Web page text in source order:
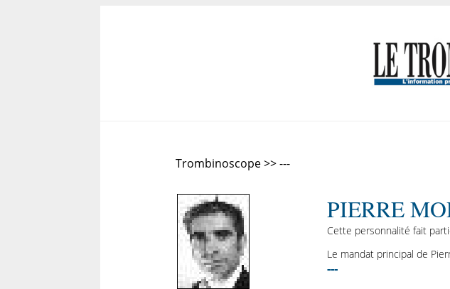
Trombinoscope >> ---
PIERRE
Cette personnalité fait
Le mandat principal de
---